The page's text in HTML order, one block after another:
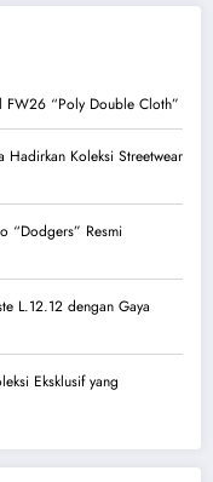
FW26 “Poly Double Cloth”
Hadirkan Koleksi Streetwear
“Dodgers” Resmi
L.12.12 dengan Gaya
Eksklusif yang